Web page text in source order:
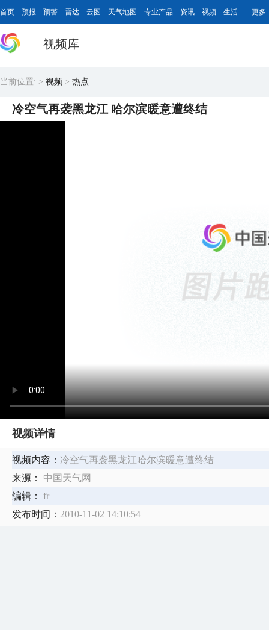
首页 预报 预警 雷达 云图 天气地图 专业产品 资讯 视频 生活 更多
视频库
当前位置: > 视频 > 热点
冷空气再袭黑龙江 哈尔滨暖意遭终结
视频详情
视频内容： 冷空气再袭黑龙江哈尔滨暖意遭终结
来源：
中国天气网
编辑：
fr
发布时间： 2010-11-02 14:10:54